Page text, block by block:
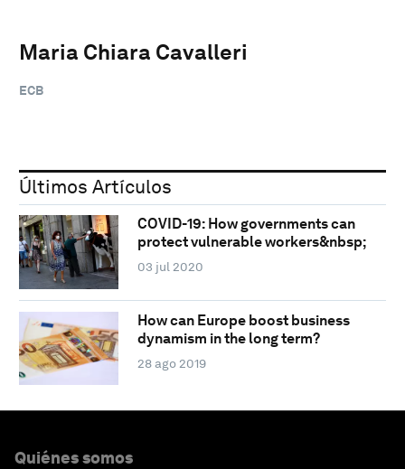
Maria Chiara Cavalleri
ECB
Últimos Artículos
COVID-19: How governments can
protect vulnerable workers&nbsp;
03 jul 2020
How can Europe boost business
dynamism in the long term?
28 ago 2019
Quiénes somos